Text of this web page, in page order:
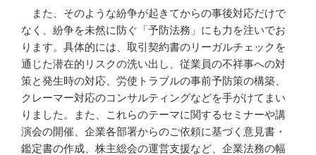
また、そのような紛争が起きてからの事後対応だけで
なく、紛争を未然に防ぐ「予防法務」にも力を注いでお
ります。具体的には、取引契約書のリーガルチェックを
通じた潜在的リスクの洗い出し、従業員の不祥事への対
策と発生時の対応、労使トラブルの事前予防策の構築、
クレーマー対応のコンサルティングなどを手がけてまい
りました。また、これらのテーマに関するセミナーや講
演会の開催、企業各部署からのご依頼に基づく意見書・
鑑定書の作成、株主総会の運営支援など、企業法務の幅